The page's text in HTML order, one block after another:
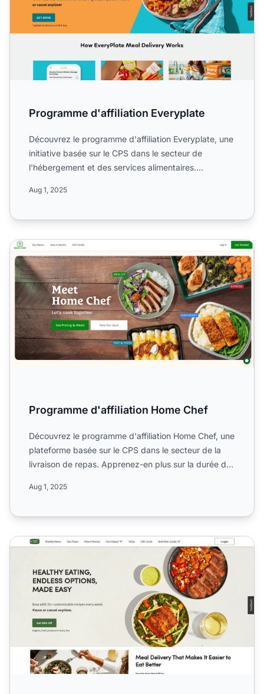
Programme d'affiliation Everyplate
Découvrez le programme d'affiliation Everyplate, une
initiative basée sur le CPS dans le secteur de
l'hébergement et des services alimentaires.
Aug 1, 2025
Programme d'affiliation Home Chef
Programme d'affiliation Home Chef
Découvrez le programme d'affiliation Home Chef, une
plateforme basée sur le CPS dans le secteur de la
livraison de repas. Apprenez-en plus sur la durée des
Aug 1, 2025
Programme d'affiliation Green Chef